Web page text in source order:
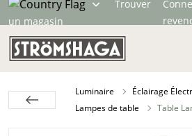
Trouver
un magasin
Luminaire
Éclairage
Lampes de table
Table